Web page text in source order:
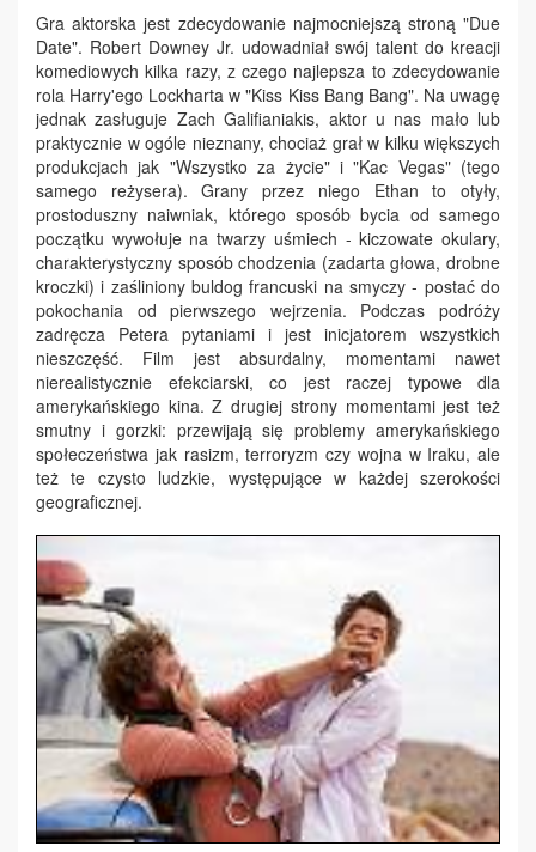
Gra aktorska jest zdecydowanie najmocniejszą stroną "Due
Date". Robert Downey Jr. udowadniał swój talent do kreacji
komediowych kilka razy, z czego najlepsza to zdecydowanie
rola Harry'ego Lockharta w "Kiss Kiss Bang Bang". Na uwagę
jednak zasługuje Zach Galifianiakis, aktor u nas mało lub
praktycznie w ogóle nieznany, chociaż grał w kilku większych
produkcjach jak "Wszystko za życie" i "Kac Vegas" (tego
samego reżysera). Grany przez niego Ethan to otyły,
prostoduszny naiwniak, którego sposób bycia od samego
początku wywołuje na twarzy uśmiech - kiczowate okulary,
charakterystyczny sposób chodzenia (zadarta głowa, drobne
kroczki) i zaśliniony buldog francuski na smyczy - postać do
pokochania od pierwszego wejrzenia. Podczas podróży
zadręcza Petera pytaniami i jest inicjatorem wszystkich
nieszczęść. Film jest absurdalny, momentami nawet
nierealistycznie efekciarski, co jest raczej typowe dla
amerykańskiego kina. Z drugiej strony momentami jest też
smutny i gorzki: przewijają się problemy amerykańskiego
społeczeństwa jak rasizm, terroryzm czy wojna w Iraku, ale
też te czysto ludzkie, występujące w każdej szerokości
geograficznej.